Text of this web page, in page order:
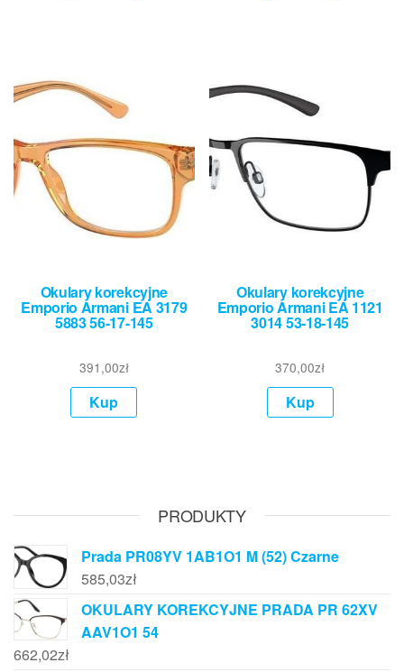
Okulary korekcyjne
Emporio Armani EA 3179
5883 56-17-145
391,00zł
Kup
Okulary korekcyjne
Emporio Armani EA 1121
3014 53-18-145
370,00zł
Kup
PRODUKTY
Prada PR08YV 1AB1O1 M (52) Czarne
585,03zł
OKULARY KOREKCYJNE PRADA PR 62XV
AAV1O1 54
662,02zł